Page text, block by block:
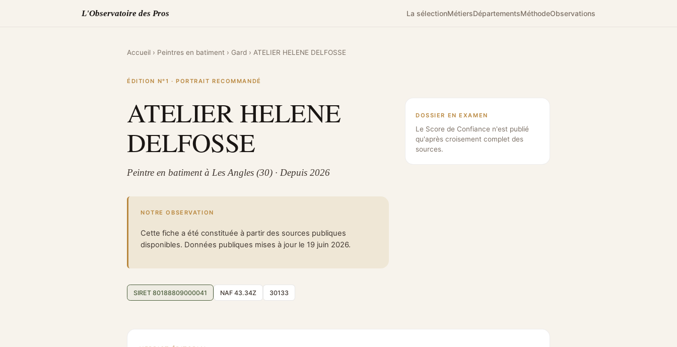
L'Observatoire des Pros La sélectionMétiersDépartementsMéthodeObservations
Accueil › Peintres en batiment › Gard › ATELIER HELENE DELFOSSE
ÉDITION N°1 · PORTRAIT RECOMMANDÉ
ATELIER HELENE
DELFOSSE
Peintre en batiment à Les Angles (30) · Depuis 2026
NOTRE OBSERVATION
Cette fiche a été constituée à partir des sources publiques
disponibles. Données publiques mises à jour le 19 juin 2026.
SIRET 80188809000041 NAF 43.34Z 30133
DOSSIER EN EXAMEN
Le Score de Confiance n'est publié
qu'après croisement complet des
sources.